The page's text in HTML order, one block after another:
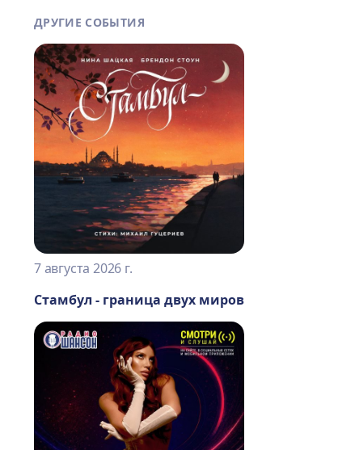
ДРУГИЕ СОБЫТИЯ
7 августа 2026 г.
Стамбул - граница двух миров